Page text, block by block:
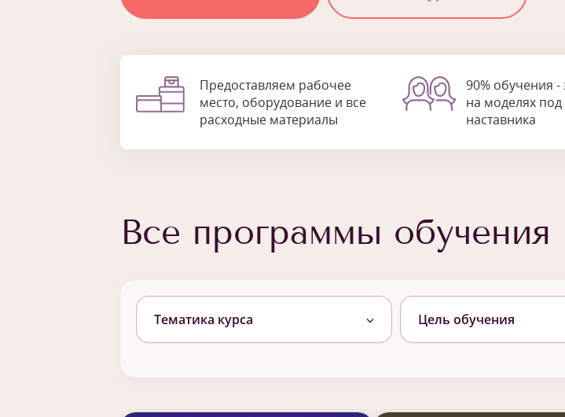
Предоставляем рабочее
место, оборудование и все
расходные материалы
90% обучения -
на моделях
наставника
Все программы
Тематика курса Цель обучения